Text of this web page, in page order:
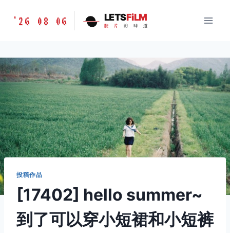
胶
味
道
LETSFILM
'26 08 06 LETSFiLM
胶 片 的 味 道
投稿作品
[17402] hello summer~
到了可以穿小短裙和小短裤